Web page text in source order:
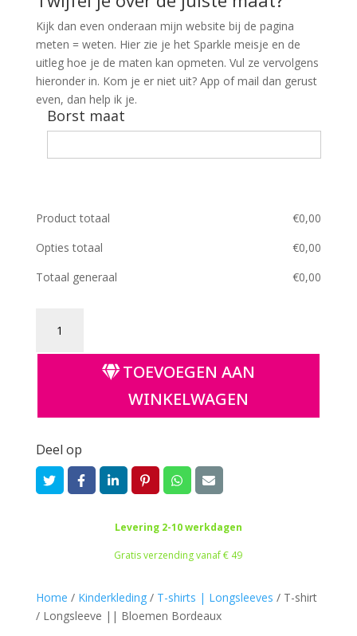
Kijk dan even onderaan mijn website bij de pagina
meten = weten. Hier zie je het Sparkle meisje en de
uitleg hoe je de maten kan opmeten. Vul ze vervolgens
hieronder in. Kom je er niet uit? App of mail dan gerust
even, dan help ik je.
Borst maat
Product totaal €0,00
Opties totaal
€0,00
Totaal generaal
€0,00
/
aantal
TOEVOEGEN AAN
WINKELWAGEN
Deel op
Levering 2-10 werkdagen
Gratis verzending vanaf € 49
Home / Kinderkleding/ T-shirts | Longsleeves / T-shirt
/ Longsleeve || Bloemen Bordeaux